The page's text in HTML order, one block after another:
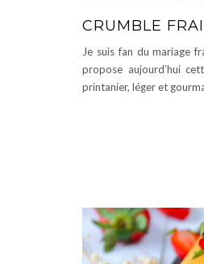
CRUMBLE
Je suis fan du mariage
propose aujourd’hui
printanier, léger et